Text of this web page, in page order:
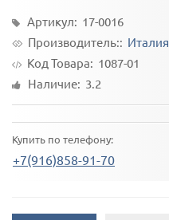
Артикул: 17-0016
Производитель:: Италия
Код Товара: 1087-01
Наличие: 3.2
Купить по телефону:
+7(916)858-91-70